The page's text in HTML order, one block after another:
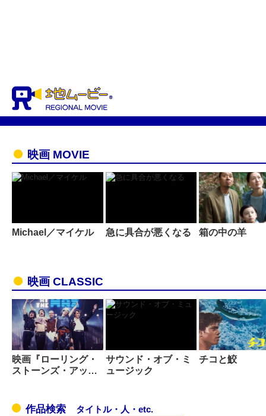
映画 MOVIE
Michael／マイケル 急に具合が悪くなる 箱の中の羊
映画 CLASSIC
映画『ローリング・
ストーンズ・アッ…
サウンド・オブ・ミ
ュージック
チコと鮫
作品検索 タイトル・人・etc.